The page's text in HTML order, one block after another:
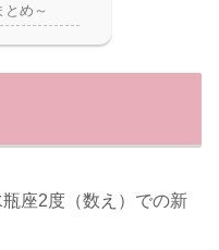
め～
座2度（数え）での新